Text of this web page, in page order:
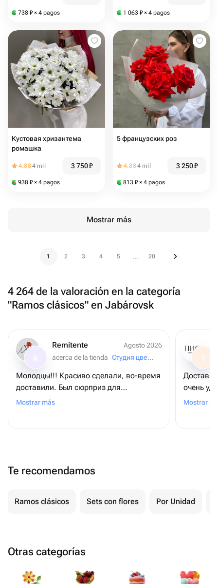
738 ₽ × 4 pagos 1 063 ₽ × 4 pagos
Кустовая хризантема
ромашка
4.884 mil 3 750₽
938 ₽ × 4 pagos
5 французских роз
4.884 mil 3 250₽
813 ₽ × 4 pagos
Mostrar más
1 2 3 4 5 ... 20
4 264 de la valoración en la categoría
"Ramos clásicos" en Jabárovsk
Remitente
Agosto 2026
acerca de la tienda
Студия цветов «Маки»
Молодцы!!! Красиво сделали, во-время
доставили. Был сюрприз для
получательницы... И он удался!!!
Mostrar más
T
очень
Mostrar
Te recomendamos
Ramos clásicos Sets con flores Por Unidad
Otras categorías